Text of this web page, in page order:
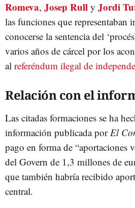
Romeva, Josep Rull y Jordi
las funciones que representaban
conocerse la sentencia del
varios años de cárcel por los
al referéndum ilegal de
Relación con el
Las citadas formaciones se ha
información publicada porEl
pago en forma de “aportaciones
del Govern de 1,3 millones de
que también habría recibido
central.